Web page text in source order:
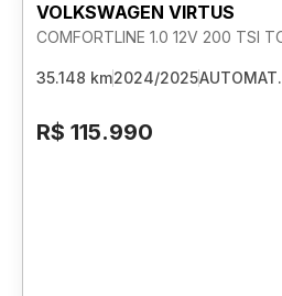
VOLKSWAGEN VIRTUS
35.148 km2024/2025AUTOMAT.
R$ 115.990